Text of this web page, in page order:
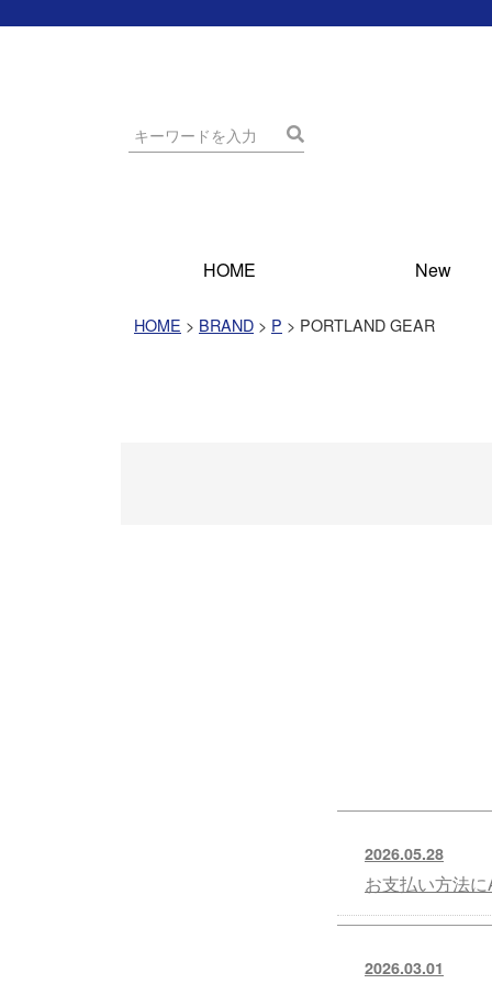
HOME New
HOME BRAND P PORTLAND GEAR
2026.05.28
お支払い方法
2026.03.01